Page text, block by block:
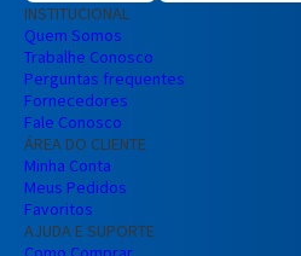
INSTITUCIONAL
Quem Somos
Trabalhe Conosco
Perguntas frequentes
Fornecedores
Fale Conosco
ÁREA DO CLIENTE
Minha Conta
Meus Pedidos
Favoritos
AJUDA E SUPORTE